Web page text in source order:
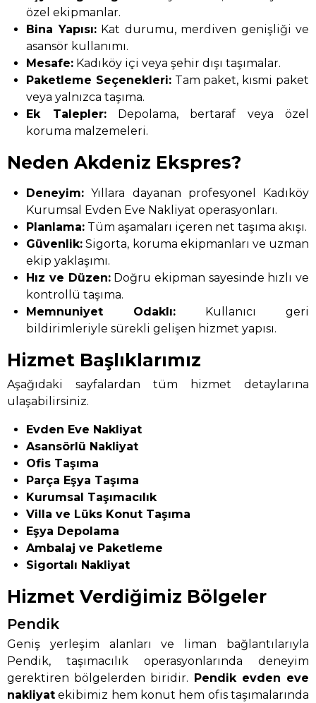
özel ekipmanlar.
Bina Yapısı:Kat durumu, merdiven genişliği ve
asansör kullanımı.
Mesafe: Kadıköy içi veya şehir dışı taşımalar.
Paketleme Seçenekleri:Tam paket, kısmi paket
veya yalnızca taşıma.
Ek Talepler:Depolama, bertaraf veya özel
koruma malzemeleri.
Neden Akdeniz Ekspres?
Deneyim: Yıllara dayanan profesyonel Kadıköy
Kurumsal Evden Eve Nakliyat operasyonları.
Planlama: Tüm aşamaları içeren net taşıma akışı.
Güvenlik: Sigorta, koruma ekipmanları ve uzman
ekip yaklaşımı.
Hız ve Düzen:Doğru ekipman sayesinde hızlı ve
kontrollü taşıma.
Memnuniyet Odaklı: Kullanıcı geri
bildirimleriyle sürekli gelişen hizmet yapısı.
Hizmet Başlıklarımız
Aşağıdaki sayfalardan tüm hizmet detaylarına
ulaşabilirsiniz.
Evden Eve Nakliyat
Asansörlü Nakliyat
Ofis Taşıma
Parça Eşya Taşıma
Kurumsal Taşımacılık
Villa ve Lüks Konut Taşıma
Eşya Depolama
Ambalaj ve Paketleme
Sigortalı Nakliyat
Hizmet Verdiğimiz Bölgeler
Pendik
Geniş yerleşim alanları ve liman bağlantılarıyla
Pendik, taşımacılık operasyonlarında deneyim
gerektiren bölgelerden biridir.
Pendik evden eve
nakliyat ekibimiz hem konut hem ofis taşımalarında